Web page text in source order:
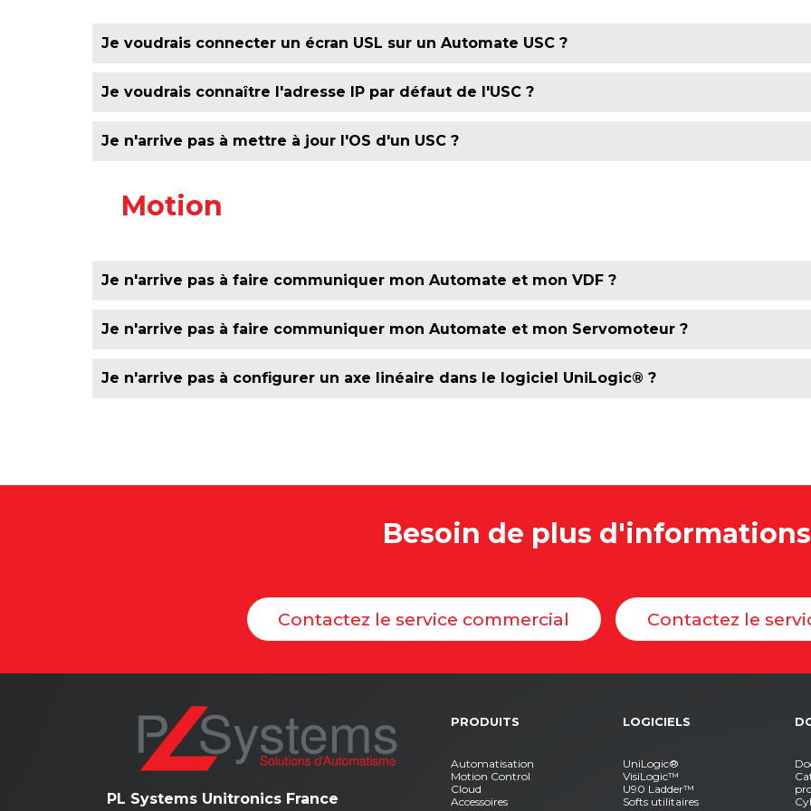
Je voudrais connecter un écran USL sur un Automate USC ?
Commencez par envoyer un programme dans l'USC en autorisant le protocole VNC (dans
Ethernet sur le module USC. Aller dans le menu UniApps sur l'USL puis dans VNC Client. Indiquer
Je voudrais connaître l'adresse IP par défaut de l'USC ?
L'adresse par défaut des USC : 192.168.1.4
Je n'arrive pas à mettre à jour l'OS d'un USC ?
Brancher la clé USB sur le port USB de l'Automate, la led USB devient alors vert fixe. Appuyer
Motion
Je n'arrive pas à faire communiquer mon Automate et mon VDF ?
Attention : tous les blocs de fonctions qui concernent le VDF doivent être déclenchés par un
communication avec le VDF est saturée. Plus d'informations dans nos Webinaires
Je n'arrive pas à faire communiquer mon Automate et mon Servomoteur ?
Vous trouverez plus d'informations dans le Quick Start ainsi que dans nos Webinaires
Je n'arrive pas à configurer un axe linéaire dans le logiciel UniLogic® ?
Besoin de plus
Contactez le service commercial Contactez le
PL Systems Unitronics France
PRODUITS
Automatisation
Motion Control
Cloud
Accessoires
LOGICIELS
UniLogic®
VisiLogic™
U90 Ladder™
Softs utilitaires